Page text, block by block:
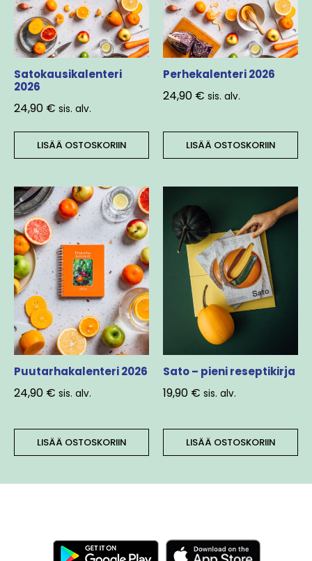
Satokausikalenteri
2026
24,90 € sis. alv.
LISÄÄ OSTOSKORIIN
Perhekalenteri 2026
24,90 € sis. alv.
LISÄÄ OSTOSKORIIN
Puutarhakalenteri 2026
24,90 € sis. alv.
LISÄÄ OSTOSKORIIN
Sato – pieni reseptikirja
19,90 € sis. alv.
LISÄÄ OSTOSKORIIN